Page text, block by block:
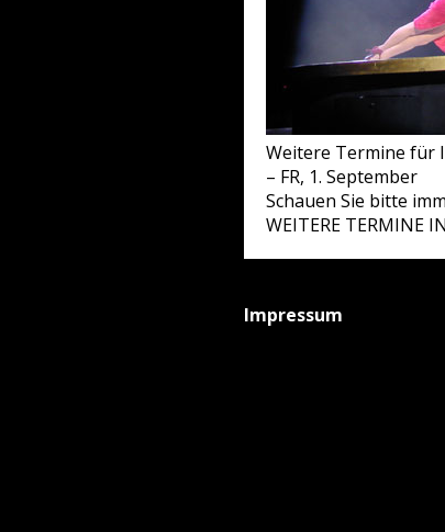
Weitere Termine für
– FR, 1. September
Schauen Sie bitte
WEITERE TERMINE
Impressum